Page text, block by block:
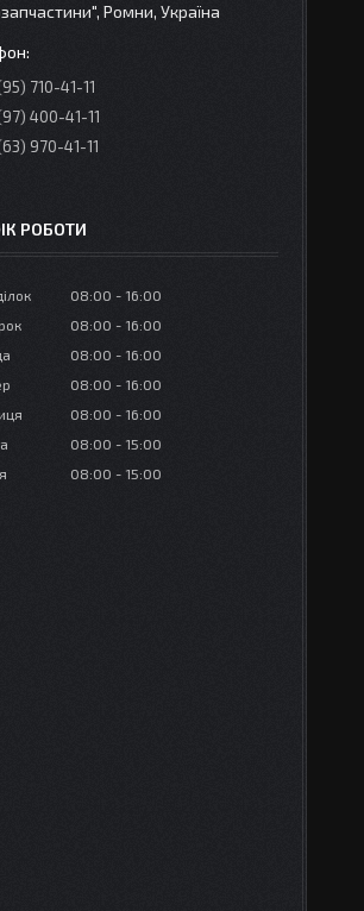
Ромни, Україна
710-41-11
400-41-11
970-41-11
РОБОТИ
08:00
16:00
08:00
16:00
08:00
16:00
08:00
16:00
08:00
16:00
08:00
15:00
08:00 15:00